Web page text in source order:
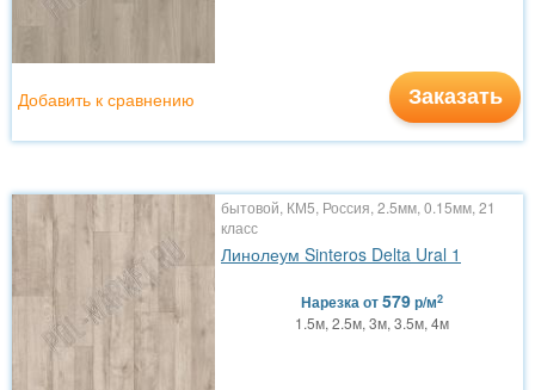
Заказать
Добавить к сравнению
бытовой, КМ5, Россия, 2.5мм, 0.15мм, 21
класс
Линолеум Sinteros Delta Ural 1
Нарезкаот579р/м2
1.5м, 2.5м, 3м, 3.5м, 4м